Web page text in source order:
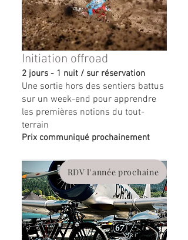
Initiation offroad
2 jours - 1 nuit / sur réservation
Une sortie hors des sentiers battus
sur un week-end pour apprendre
les premières notions du tout-
terrain
Prix communiqué prochainement
RDV l'année prochaine